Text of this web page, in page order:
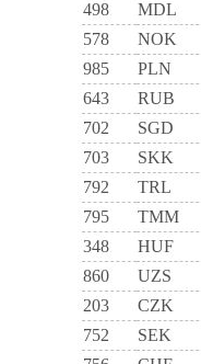
498
MDL
578
NOK
985
PLN
643
RUB
702
SGD
703
SKK
792
TRL
795
TMM
348
HUF
860
UZS
203
CZK
752
SEK